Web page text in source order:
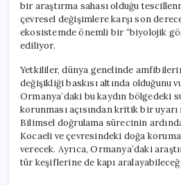
bir araştırma sahası olduğu
çevresel değişimlere karşı son
ekosistemde önemli bir “biyolojik
ediliyor.
Yetkililer, dünya genelinde
değişikliği baskısı altında olduğunu
Ormanya’daki bu kaydın bölgedeki
korunması açısından kritik bir uyarı
Bilimsel doğrulama sürecinin
Kocaeli ve çevresindeki doğa
verecek. Ayrıca, Ormanya’daki
tür keşiflerine de kapı